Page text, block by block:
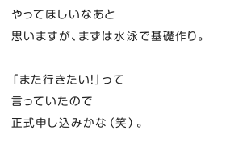
やってほしいなあと
思いますが、まずは水泳で基礎作り。
「また行きたい！」って
言っていたので
正式申し込みかな（笑）。